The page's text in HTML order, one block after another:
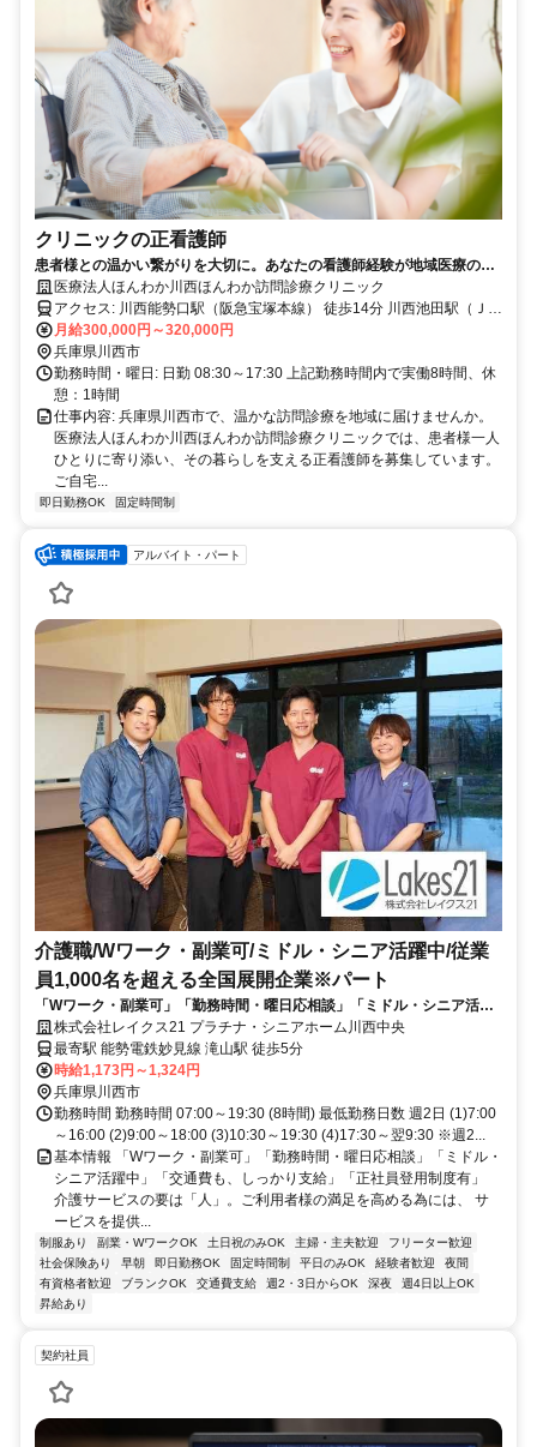
クリニックの正看護師
患者様との温かい繋がりを大切に。あなたの看護師経験が地域医療の最
前線で活きる日勤業務です。
医療法人ほんわか川西ほんわか訪問診療クリニック
アクセス: 川西能勢口駅（阪急宝塚本線） 徒歩14分 川西池田駅（ＪＲ
福知山線） 徒歩19分
月給300,000円～320,000円
兵庫県川西市
勤務時間・曜日: 日勤 08:30～17:30 上記勤務時間内で実働8時間、休
憩：1時間
仕事内容: 兵庫県川西市で、温かな訪問診療を地域に届けませんか。
医療法人ほんわか川西ほんわか訪問診療クリニックでは、患者様一人
ひとりに寄り添い、その暮らしを支える正看護師を募集しています。
ご自宅...
即日勤務OK 固定時間制
アルバイト・パート
介護職/Wワーク・副業可/ミドル・シニア活躍中/従業
員1,000名を超える全国展開企業※パート
「Wワーク・副業可」「勤務時間・曜日応相談」「ミドル・シニア活躍
中」「交通費も、しっかり支給」「正社員登用制度有」
株式会社レイクス21 プラチナ・シニアホーム川西中央
最寄駅 能勢電鉄妙見線 滝山駅 徒歩5分
時給1,173円～1,324円
兵庫県川西市
勤務時間 勤務時間 07:00～19:30 (8時間) 最低勤務日数 週2日 (1)7:00
～16:00 (2)9:00～18:00 (3)10:30～19:30 (4)17:30～翌9:30 ※週2...
基本情報 「Wワーク・副業可」「勤務時間・曜日応相談」「ミドル・
シニア活躍中」「交通費も、しっかり支給」「正社員登用制度有」
介護サービスの要は「人」。ご利用者様の満足を高める為には、 サ
ービスを提供...
制服あり 副業・WワークOK 土日祝のみOK 主婦・主夫歓迎
フリーター歓迎
社会保険あり
早朝 即日勤務OK 固定時間制 平日のみOK 経験者歓迎
夜間
有資格者歓迎
ブランクOK 交通費支給 週2・3日からOK 深夜
週4日以上OK
昇給あり
契約社員